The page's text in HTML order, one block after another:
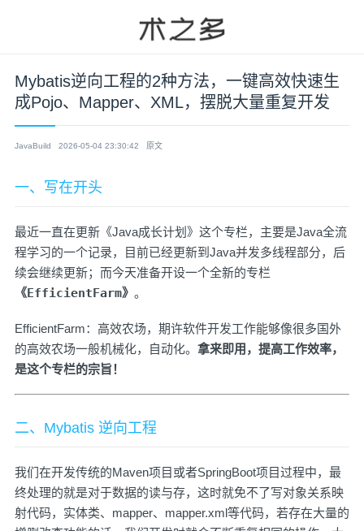
Mybatis逆向工程的2种方法，一键高效快速生
成Pojo、Mapper、XML，摆脱大量重复开发
JavaBuild 2026-05-04 23:30:42 原文
一、写在开头
最近一直在更新《Java成长计划》这个专栏，主要是Java全流
程学习的一个记录，目前已经更新到Java并发多线程部分，后
续会继续更新；而今天准备开设一个全新的专栏
《EfficientFarm》 。
EfficientFarm：高效农场，期许软件开发工作能够像很多国外
的高效农场一般机械化，自动化。 拿来即用，提高工作效率，
是这个专栏的宗旨！
二、Mybatis 逆向工程
我们在开发传统的Maven项目或者SpringBoot项目过程中，最
终处理的就是对于数据的读与存，这时就免不了写对象关系映
射代码，实体类、mapper、mapper.xml等代码，若存在大量的